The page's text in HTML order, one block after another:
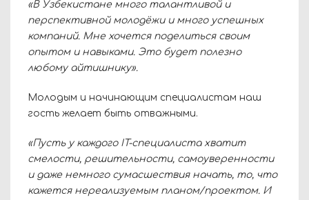
«В Узбекистане много талантливой и
перспективной молодёжи и много успешных
компаний. Мне хочется поделиться своим
опытом и навыками. Это будет полезно
любому айтишнику».
Молодым и начинающим специалистам наш
гость желает быть отважными.
«Пусть у каждого IT-специалиста хватит
смелости, решительности, самоуверенности
и даже немного сумасшествия начать, то, что
кажется нереализуемым планом/проектом. И